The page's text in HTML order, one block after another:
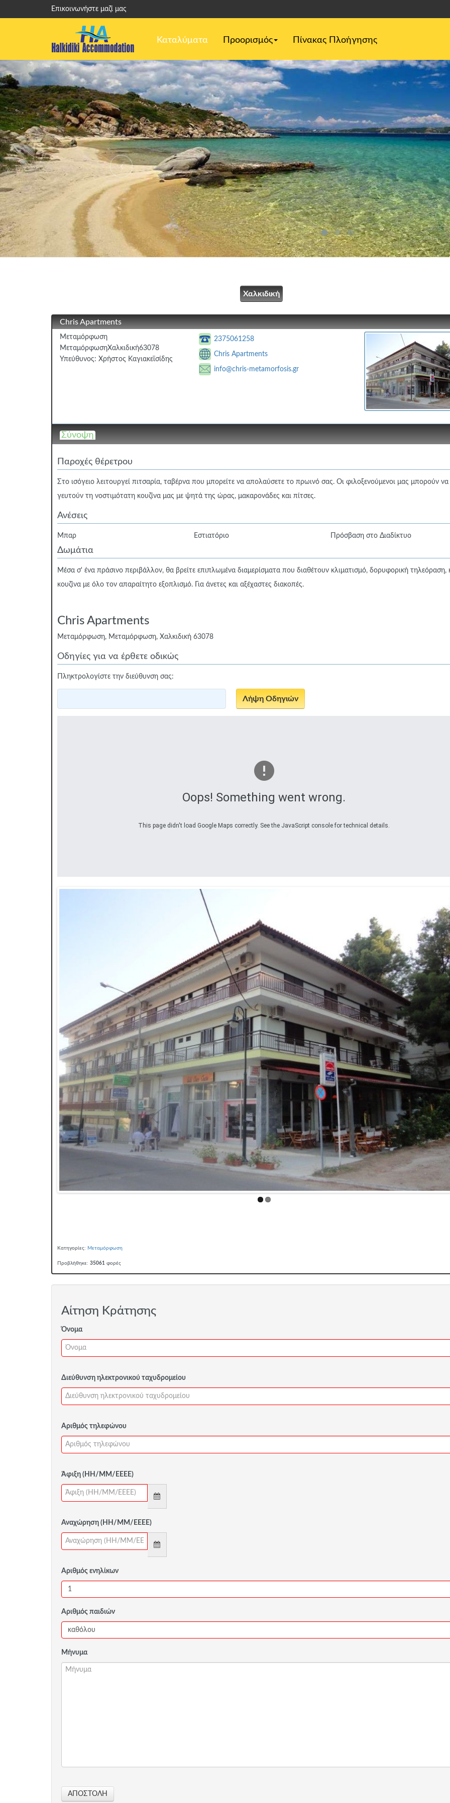
Επικοινωνήστε μαζί μας
Καταλύματα Προορισμός Πίνακας Πλοήγησης
Χαλκιδική
Chris Apartments
Μεταμόρφωση
ΜεταμόρφωσηΧαλκιδική63078
Υπεύθυνος: Χρήστος Καγιακεϊσίδης
2375061258
Chris Apartments
info@chris-metamorfosis.gr
Σύνοψη
Παροχές θέρετρου
Στο ισόγειο λειτουργεί πιτσαρία, ταβέρνα που μπορείτε να απολαύσετε το πρωινό σας. Οι φιλοξενούμενοι μας μπορούν να
γευτούν τη νοστιμότατη κουζίνα μας με ψητά της ώρας, μακαρονάδες και πίτσες.
Ανέσεις
Μπαρ Εστιατόριο Πρόσβαση στο Διαδίκτυο
Δωμάτια
Μέσα σ' ένα πράσινο περιβάλλον, θα βρείτε επιπλωμένα διαμερίσματα που διαθέτουν κλιματισμό, δορυφορική τηλεόραση,
κουζίνα με όλο τον απαραίτητο εξοπλισμό. Για άνετες και αξέχαστες διακοπές.
Chris Apartments
Μεταμόρφωση, Μεταμόρφωση, Χαλκιδική 63078
Οδηγίες για να έρθετε οδικώς
Πληκτρολογίστε την διεύθυνση σας:
Oops! Something went wrong.
This page didn't load Google Maps correctly. See the JavaScript console for technical details.
Κατηγορίες: Μεταμόρφωση
Προβλήθηκε: 35061 φορές
Αίτηση Κράτησης
Όνομα
Διεύθυνση ηλεκτρονικού ταχυδρομείου
Αριθμός τηλεφώνου
Άφιξη (ΗΗ/ΜΜ/ΕΕΕΕ)
Αναχώρηση (ΗΗ/ΜΜ/ΕΕΕΕ)
Αριθμός ενηλίκων
Αριθμός παιδιών
Μήνυμα
ΑΠΟΣΤΟΛΉ